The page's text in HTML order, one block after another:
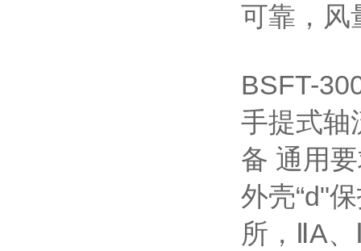
可靠，风
BSFT-
手提式轴
备 通用
外壳“d"
所，ⅡA